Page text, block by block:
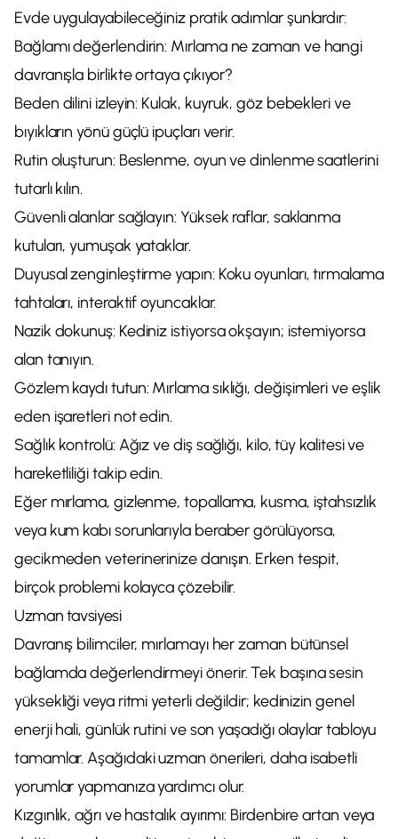
Evde uygulayabileceğiniz pratik adımlar şunlardır:
Bağlamı değerlendirin: Mırlama ne zaman ve hangi
davranışla birlikte ortaya çıkıyor?
Beden dilini izleyin: Kulak, kuyruk, göz bebekleri ve
bıyıkların yönü güçlü ipuçları verir.
Rutin oluşturun: Beslenme, oyun ve dinlenme saatlerini
tutarlı kılın.
Güvenli alanlar sağlayın: Yüksek raflar, saklanma
kutuları, yumuşak yataklar.
Duyusal zenginleştirme yapın: Koku oyunları, tırmalama
tahtaları, interaktif oyuncaklar.
Nazik dokunuş: Kediniz istiyorsa okşayın; istemiyorsa
alan tanıyın.
Gözlem kaydı tutun: Mırlama sıklığı, değişimleri ve eşlik
eden işaretleri not edin.
Sağlık kontrolü: Ağız ve diş sağlığı, kilo, tüy kalitesi ve
hareketliliği takip edin.
Eğer mırlama, gizlenme, topallama, kusma, iştahsızlık
veya kum kabı sorunlarıyla beraber görülüyorsa,
gecikmeden veterinerinize danışın. Erken tespit,
birçok problemi kolayca çözebilir.
Uzman tavsiyesi
Davranış bilimciler, mırlamayı her zaman bütünsel
bağlamda değerlendirmeyi önerir. Tek başına sesin
yüksekliği veya ritmi yeterli değildir; kedinizin genel
enerji hali, günlük rutini ve son yaşadığı olaylar tabloyu
tamamlar. Aşağıdaki uzman önerileri, daha isabetli
yorumlar yapmanıza yardımcı olur.
Kızgınlık, ağrı ve hastalık ayırımı: Birdenbire artan veya